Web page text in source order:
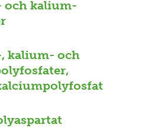
och kalium-
kalium- och